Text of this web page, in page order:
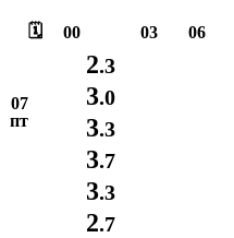
🗓️ 00 03 06
07
пт
2.3
3.0
3.3
3.7
3.3
2.7